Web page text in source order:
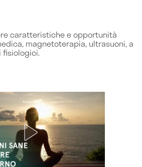
caratteristiche e opportunità
magnetoterapia, ultrasuoni, a
fisiologici.